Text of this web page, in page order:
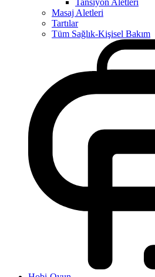
Tansiyon Aletleri
Masaj Aletleri
Tartılar
Tüm Sağlık-Kişisel Bakım